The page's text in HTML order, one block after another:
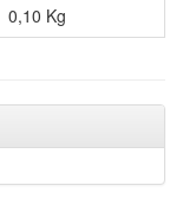
0,10 Kg